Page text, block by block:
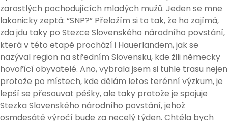
zarostlých pochodujících mladých mužů. Jeden se mne
lakonicky zeptá: “SNP?” Přeložím si to tak, že ho zajímá,
zda jdu taky po Stezce Slovenského národního povstání,
která v této etapě prochází i Hauerlandem, jak se
nazýval region na středním Slovensku, kde žili německy
hovořící obyvatelé. Ano, vybrala jsem si tuhle trasu nejen
protože po místech, kde dělám letos terénní výzkum, je
lepší se přesouvat pěšky, ale taky protože je spojuje
Stezka Slovenského národního povstání, jehož
osmdesáté výročí bude za necelý týden. Chtěla bych